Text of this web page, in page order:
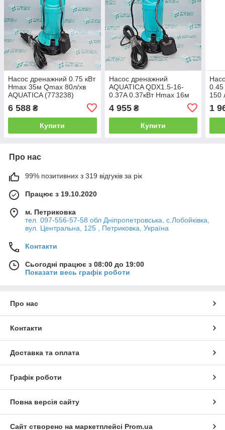
Насос дренажний 0.75 кВт
Hmax 35м Qmax 80л/хв
AQUATICA (773238)
6 588 ₴
Купити
Насос дренажний
AQUATICA QDX1.5-16-
0.37A 0.37кВт Hmax 16м
4 955₴
Купити
0.45
150
1
Про нас
99% позитивних з 319 відгуків за рік
Працює з 19.10.2020
м. Петриковка
тел. 097-556-57-58 обл Дніпропетровська, с.Лобойківка,
вул. Центральна, 125 , Петриковка, Україна
Контакти
Сьогодні працює з 08:00 до 19:00
Показати весь графік роботи
Про нас
Контакти
Доставка та оплата
Графік роботи
Повна версія сайту
Сайт створено на маркетплейсі Prom.ua